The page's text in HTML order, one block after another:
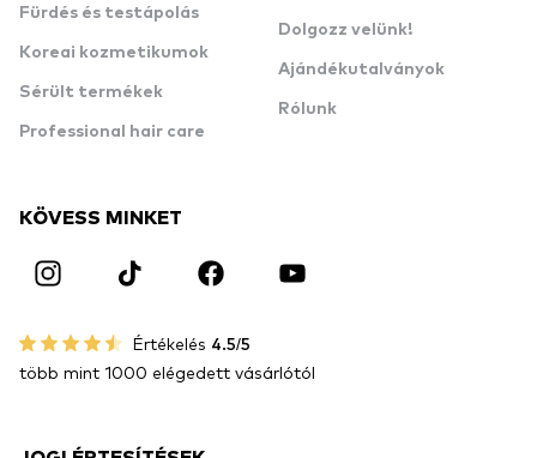
Fürdés és testápolás
Koreai kozmetikumok
Sérült termékek
Professional hair care
Dolgozz velünk!
Ajándékutalványok
Rólunk
KÖVESS MINKET
Értékelés 4.5/5
több mint 1000 elégedett vásárlótól